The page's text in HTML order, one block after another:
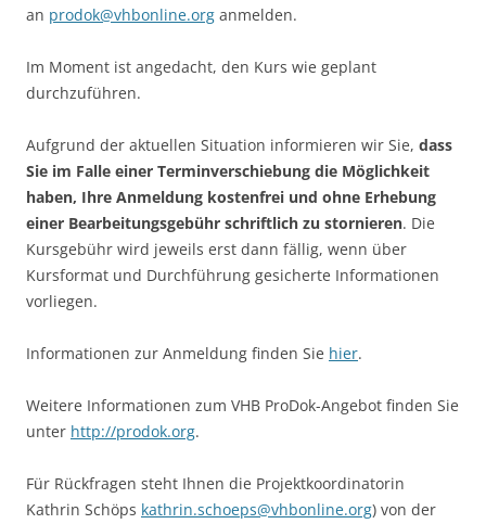
an prodok@vhbonline.org anmelden.
Im Moment ist angedacht, den Kurs wie geplant
durchzuführen.
Aufgrund der aktuellen Situation informieren wir Sie, dass
Sie im Falle einer Terminverschiebung die Möglichkeit
haben, Ihre Anmeldung kostenfrei und ohne Erhebung
einer Bearbeitungsgebühr schriftlich zu stornieren. Die
Kursgebühr wird jeweils erst dann fällig, wenn über
Kursformat und Durchführung gesicherte Informationen
vorliegen.
Informationen zur Anmeldung finden Sie hier.
Weitere Informationen zum VHB ProDok-Angebot finden Sie
unter http://prodok.org.
Für Rückfragen steht Ihnen die Projektkoordinatorin
Kathrin Schöps kathrin.schoeps@vhbonline.org) von der